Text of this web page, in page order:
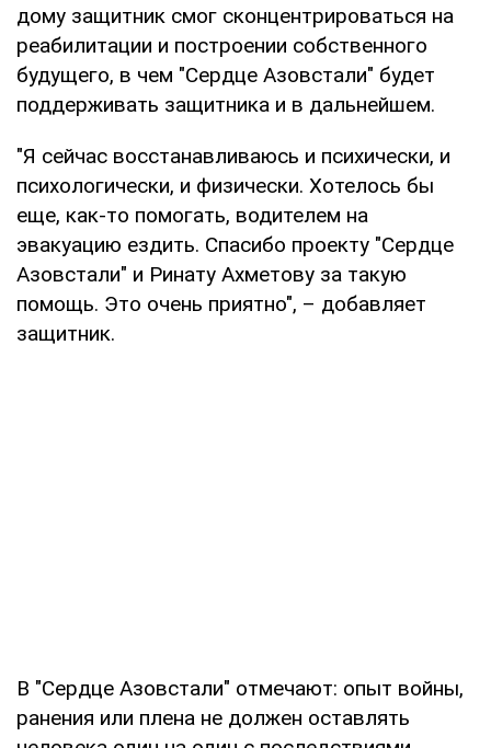
дому защитник смог сконцентрироваться на
реабилитации и построении собственного
будущего, в чем "Сердце Азовстали" будет
поддерживать защитника и в дальнейшем.
"Я сейчас восстанавливаюсь и психически, и
психологически, и физически. Хотелось бы
еще, как-то помогать, водителем на
эвакуацию ездить. Спасибо проекту "Сердце
Азовстали" и Ринату Ахметову за такую
помощь. Это очень приятно", – добавляет
защитник.
В "Сердце Азовстали" отмечают: опыт войны,
ранения или плена не должен оставлять